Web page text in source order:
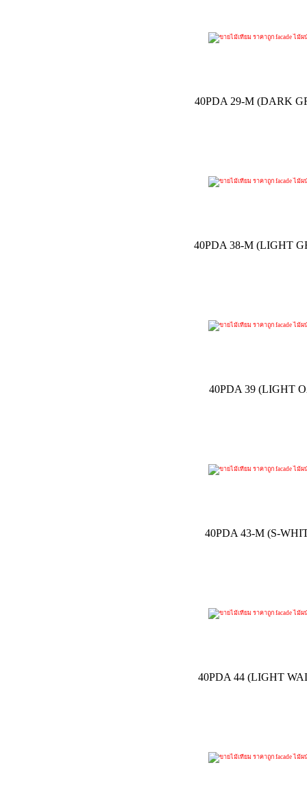
40PDA 29-M (DARK
40PDA 38-M (LIGHT
40PDA 39 (LIGHT
40PDA 43-M (S-
40PDA 44 (LIGHT